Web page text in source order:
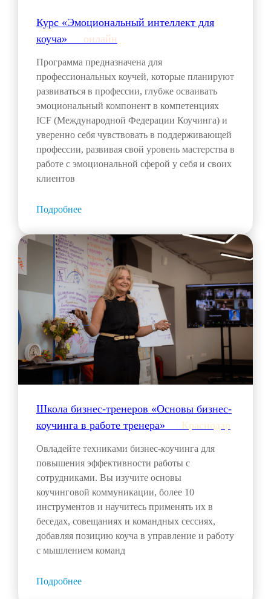
Курс «Эмоциональный интеллект для
коуча»___ онлайн
Программа предназначена для
профессиональных коучей, которые планируют
развиваться в профессии, глубже осваивать
эмоциональный компонент в компетенциях
ICF (Международной Федерации Коучинга) и
уверенно себя чувствовать в поддерживающей
профессии, развивая свой уровень мастерства в
работе с эмоциональной сферой у себя и своих
клиентов
Подробнее
Школа бизнес-тренеров «Основы бизнес-
коучинга в работе тренера»___ Краснодар
Овладейте техниками бизнес-коучинга для
повышения эффективности работы с
сотрудниками. Вы изучите основы
коучинговой коммуникации, более 10
инструментов и научитесь применять их в
беседах, совещаниях и командных сессиях,
добавляя позицию коуча в управление и работу
с мышлением команд
Подробнее